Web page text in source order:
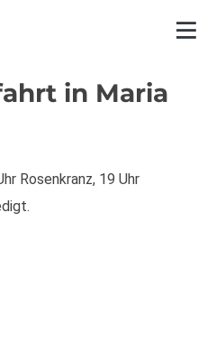
in Maria
Rosenkranz, 19 Uhr